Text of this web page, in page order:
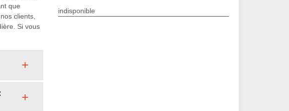
que
clients,
Si vous
indisponible